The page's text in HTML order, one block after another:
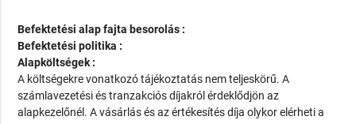
Befektetési alap fajta besorolás :
Befektetési politika :
Alapköltségek :
A költségekre vonatkozó tájékoztatás nem teljeskörű. A
számlavezetési és tranzakciós díjakról érdeklődjön az
alapkezelőnél. A vásárlás és az értékesítés díja olykor elérheti a